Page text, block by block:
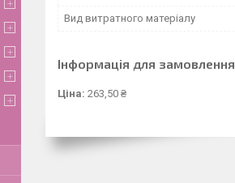
Вид витратного матеріалу
Інформація для замовлення
Ціна: 263,50 ₴